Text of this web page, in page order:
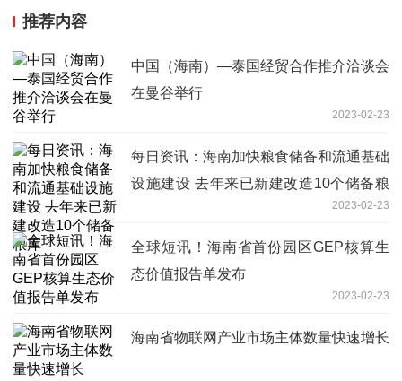
推荐内容
中国（海南）—泰国经贸合作推介洽谈会
在曼谷举行
2023-02-23
每日资讯：海南加快粮食储备和流通基础
设施建设 去年来已新建改造10个储备粮
2023-02-23
全球短讯！海南省首份园区GEP核算生
态价值报告单发布
2023-02-23
海南省物联网产业市场主体数量快速增长